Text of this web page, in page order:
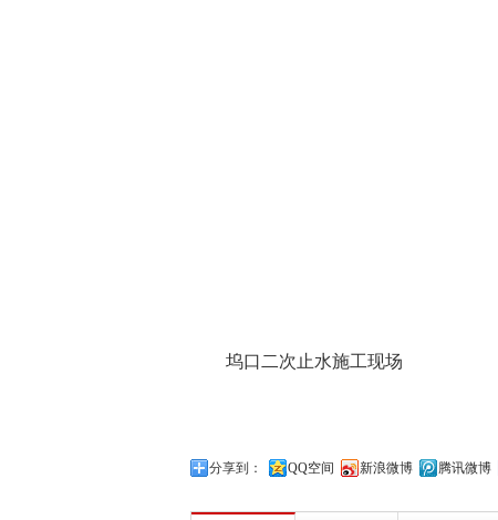
坞口二次止水施工现场
分享到： QQ空间 新浪微博 腾讯微博